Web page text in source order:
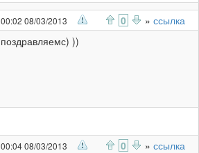
00:02 08/03/2013 0 » ссылка
поздравляемс) ))
00:04 08/03/2013 0 » ссылка